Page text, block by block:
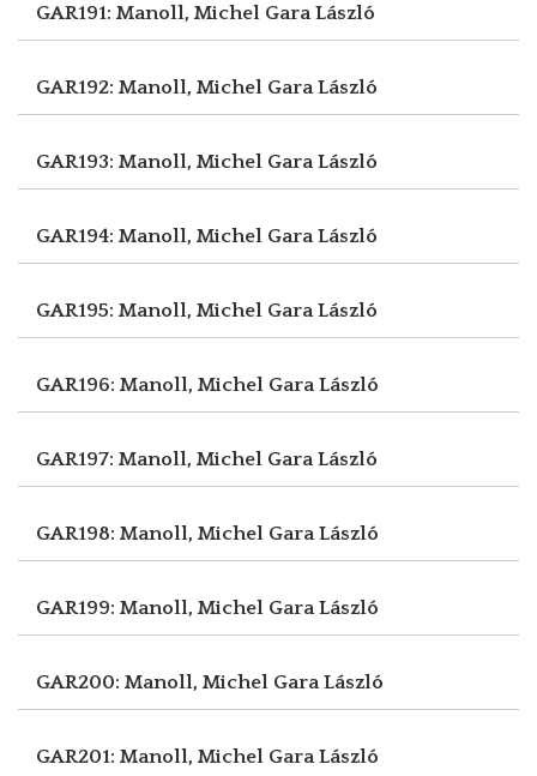
GAR191: Manoll, Michel Gara László
GAR192: Manoll, Michel Gara László
GAR193: Manoll, Michel Gara László
GAR194: Manoll, Michel Gara László
GAR195: Manoll, Michel Gara László
GAR196: Manoll, Michel Gara László
GAR197: Manoll, Michel Gara László
GAR198: Manoll, Michel Gara László
GAR199: Manoll, Michel Gara László
GAR200: Manoll, Michel Gara László
GAR201: Manoll, Michel Gara László